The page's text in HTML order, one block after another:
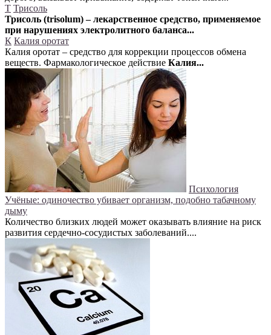
Т Трисоль
Трисоль (trisolum) – лекарственное средство, применяемое
при нарушениях электролитного баланса...
К Калия оротат
Калия оротат – средство для коррекции процессов обмена
веществ. Фармакологическое действие Калия...
Психология
Учёные: одиночество убивает организм, подобно табачному
дыму
Количество близких людей может оказывать влияние на риск
развития сердечно-сосудистых заболеваний....